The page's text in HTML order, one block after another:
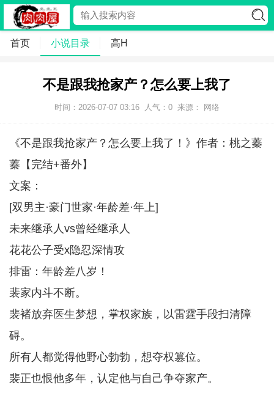
首页 小说目录 高H
不是跟我抢家产？怎么要上我了
时间：2026-07-07 03:16 人气： 0 来源： 网络
《不是跟我抢家产？怎么要上我了！》作者：桃之蓁
蓁【完结+番外】
文案：
[双男主·豪门世家·年龄差·年上]
未来继承人vs曾经继承人
花花公子受x隐忍深情攻
排雷：年龄差八岁！
裴家内斗不断。
裴褚放弃医生梦想，掌权家族，以雷霆手段扫清障
碍。
所有人都觉得他野心勃勃，想夺权篡位。
裴正也恨他多年，认定他与自己争夺家产。